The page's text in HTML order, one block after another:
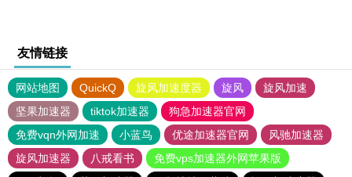
友情链接
网站地图 QuickQ 旋风加速度器 旋风
旋风加速
坚果加速器
tiktok加速器
狗急加速器官网
免费vqn外网加速
小蓝鸟 优途加速器官网
风驰加速器
旋风加速器
八戒看书
免费vps加速器外网苹果版